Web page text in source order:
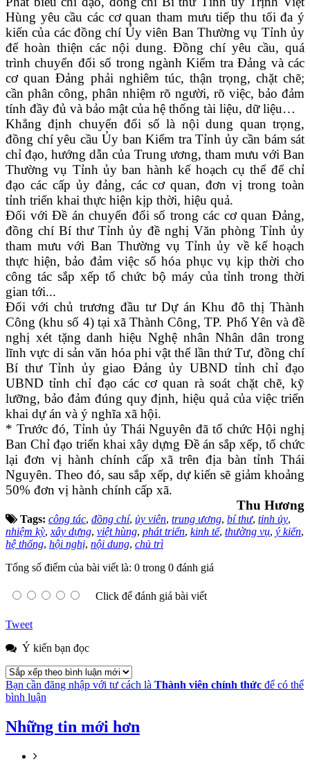
Hùng yêu cầu các cơ quan tham mưu tiếp thu tối đa ý
kiến của các đồng chí Ủy viên Ban Thường vụ Tỉnh ủy
để hoàn thiện các nội dung. Đồng chí yêu cầu, quá
trình chuyển đổi số trong ngành Kiểm tra Đảng và các
cơ quan Đảng phải nghiêm túc, thận trọng, chặt chẽ;
cần phân công, phân nhiệm rõ người, rõ việc, bảo đảm
tính đầy đủ và bảo mật của hệ thống tài liệu, dữ liệu…
Khẳng định chuyển đổi số là nội dung quan trọng,
đồng chí yêu cầu Ủy ban Kiểm tra Tỉnh ủy cần bám sát
chỉ đạo, hướng dẫn của Trung ương, tham mưu với Ban
Thường vụ Tỉnh ủy ban hành kế hoạch cụ thể để chỉ
đạo các cấp ủy đảng, các cơ quan, đơn vị trong toàn
tỉnh triển khai thực hiện kịp thời, hiệu quả.
Đối với Đề án chuyển đổi số trong các cơ quan Đảng,
đồng chí Bí thư Tỉnh ủy đề nghị Văn phòng Tỉnh ủy
tham mưu với Ban Thường vụ Tỉnh ủy về kế hoạch
thực hiện, bảo đảm việc số hóa phục vụ kịp thời cho
công tác sắp xếp tổ chức bộ máy của tỉnh trong thời
gian tới...
Đối với chủ trương đầu tư Dự án Khu đô thị Thành
Công (khu số 4) tại xã Thành Công, TP. Phổ Yên và đề
nghị xét tặng danh hiệu Nghệ nhân Nhân dân trong
lĩnh vực di sản văn hóa phi vật thể lần thứ Tư, đồng chí
Bí thư Tỉnh ủy giao Đảng ủy UBND tỉnh chỉ đạo
UBND tỉnh chỉ đạo các cơ quan rà soát chặt chẽ, kỹ
lưỡng, bảo đảm đúng quy định, hiệu quả của việc triển
khai dự án và ý nghĩa xã hội.
* Trước đó, Tỉnh ủy Thái Nguyên đã tổ chức Hội nghị
Ban Chỉ đạo triển khai xây dựng Đề án sắp xếp, tổ chức
lại đơn vị hành chính cấp xã trên địa bàn tỉnh Thái
Nguyên. Theo đó, sau sắp xếp, dự kiến sẽ giảm khoảng
50% đơn vị hành chính cấp xã.
Thu Hương
Tags: công tác, đồng chí, ủy viên, trung ương, bí thư, tỉnh ủy,
nhiệm kỳ,xây dựng, việt hùng, phát triển, kinh tế, thường vụ, ý kiến,
hệ thống, hội nghị, nội dung, chủ trì
Tổng số điểm của bài viết là: 0 trong 0 đánh giá
Click để đánh giá bài viết
Tweet
Ý kiến bạn đọc
Bạn cần đăng nhập với tư cách là Thành viên chính thức để có thể
bình luận
Những tin mới hơn